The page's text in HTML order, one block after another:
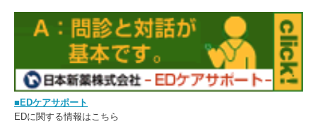
リンク集
介護老人保健施設 野比苑
■EDケアサポート
EDに関する情報はこちら